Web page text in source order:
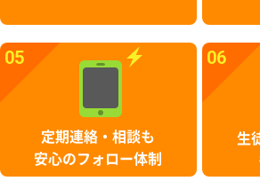
05
定期連絡・相談も
安心のフォロー体制
06
生